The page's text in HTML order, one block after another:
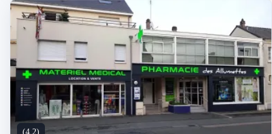
(4.2)